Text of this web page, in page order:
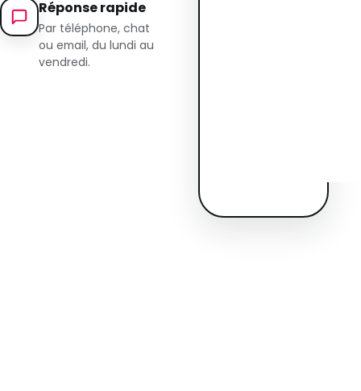
Réponse rapide
Par téléphone, chat
ou email, du lundi au
vendredi.